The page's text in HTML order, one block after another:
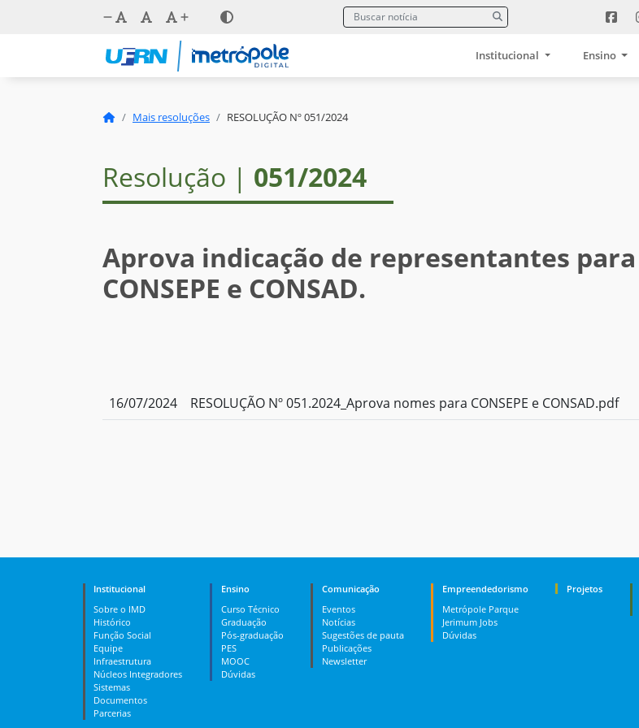
Institucional Ensino
Mais resoluções RESOLUÇÃO Nº 051/2024
Resolução | 051/2024
Aprova indicação de representantes para
CONSEPE e CONSAD.
16/07/2024 RESOLUÇÃO Nº 051.2024_Aprova nomes para CONSEPE e CONSAD.pdf
Institucional
Sobre o IMD
Histórico
Função Social
Equipe
Infraestrutura
Núcleos Integradores
Sistemas
Documentos
Parcerias
Ensino
Curso Técnico
Graduação
Pós-graduação
PES
MOOC
Dúvidas
Comunicação
Eventos
Notícias
Sugestões de pauta
Publicações
Newsletter
Empreendedorismo
Metrópole Parque
Jerimum Jobs
Dúvidas
Projetos